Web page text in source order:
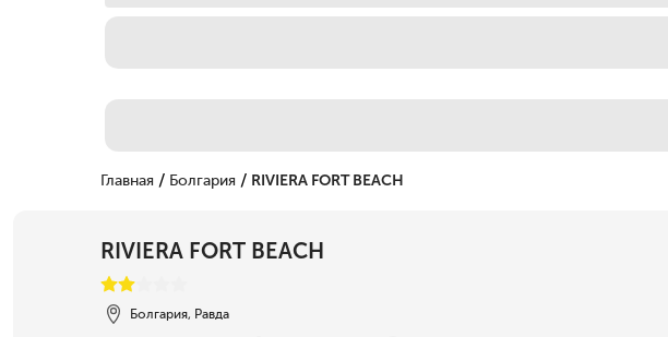
Главная / Болгария / RIVIERA FORT BEACH
RIVIERA FORT BEACH
Болгария, Равда